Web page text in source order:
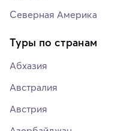
Северная Америка
Туры по странам
Абхазия
Австралия
Австрия